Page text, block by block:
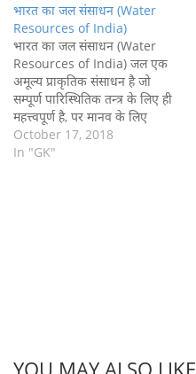
सांस्कृतिक और पर्यावरण समस्याओं
को संबोधित करेगा| हालांकि, यह…
भारत का जल संसाधन (Water
Resources of India)
भारत का जल संसाधन (Water
Resources of India) जल एक
अमूल्य प्राकृतिक संसाधन है जो
सम्पूर्ण पारिस्थितिक तन्त्र के लिए ही
महत्त्वपूर्ण है, पर मानव के लिए
इसके विशेष महत्त्व हैं क्योंकि पेय
जल, सिंचाई, उद्योग, घरेलू कार्य,
October 17, 2018
In "GK"
YOU MAY ALSO LIKE